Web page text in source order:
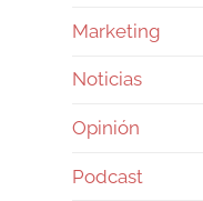
Marketing
Noticias
Opinión
Podcast